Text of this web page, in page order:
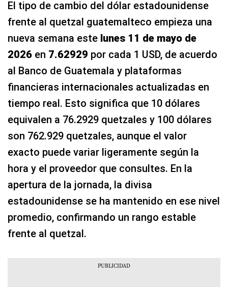
El tipo de cambio del dólar estadounidense
frente al quetzal guatemalteco empieza una
nueva semana este lunes 11 de mayo de
2026 en 7.62929 por cada 1 USD, de acuerdo
al Banco de Guatemala y plataformas
financieras internacionales actualizadas en
tiempo real. Esto significa que 10 dólares
equivalen a 76.2929 quetzales y 100 dólares
son 762.929 quetzales, aunque el valor
exacto puede variar ligeramente según la
hora y el proveedor que consultes. En la
apertura de la jornada, la divisa
estadounidense se ha mantenido en ese nivel
promedio, confirmando un rango estable
frente al quetzal.